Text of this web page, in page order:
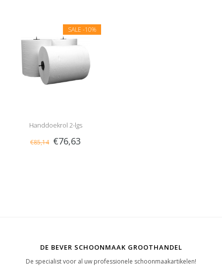
SALE -10%
Handdoekrol 2-lgs
€85,14 €76,63
DE BEVER SCHOONMAAK GROOTHANDEL
De specialist voor al uw professionele schoonmaakartikelen!